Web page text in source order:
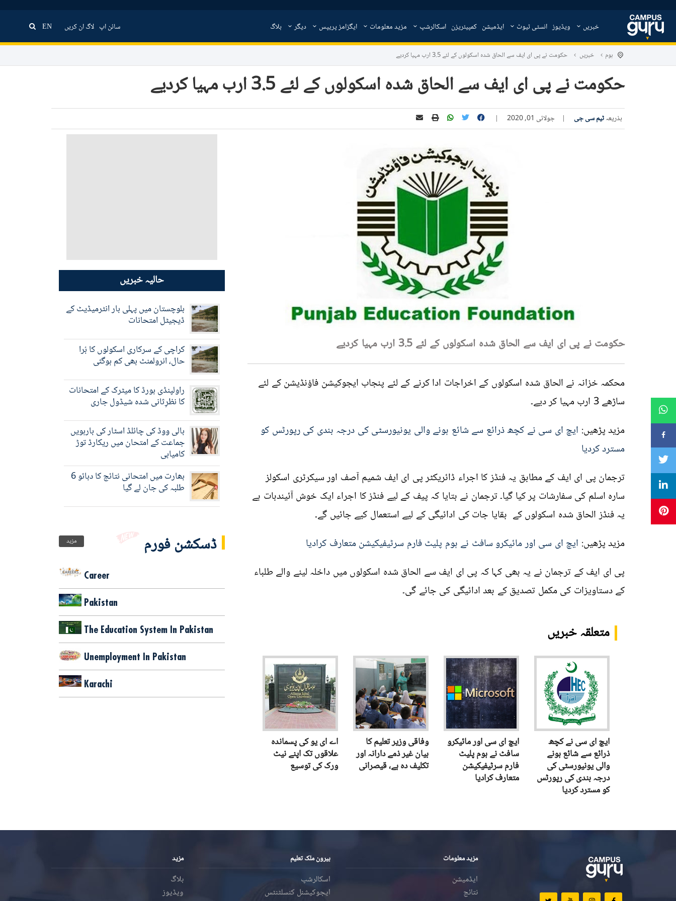
خبریں ویڈیوز انسٹی ٹیوٹ ایڈمیشن کمپیئریزن اسکالرشپ مزید معلومات ایگزامز پریپس دیگر بلاگ سائن اپ لاگ ان کریں EN
ہوم خبریں حکومت نے پی ای ایف سے الحاق شدہ اسکولوں کے لئے 3.5 ارب مہیا کردیے
حکومت نے پی ای ایف سے الحاق شدہ اسکولوں کے لئے 3.5 ارب مہیا کردیے
بذریعہٹیم سی جی | جولائی 01, 2020 |
حکومت نے پی ای ایف سے الحاق شدہ اسکولوں کے لئے 3.5 ارب مہیا کردیے
محکمہ خزانہ نے الحاق شدہ اسکولوں کے اخراجات ادا کرنے کے لئے پنجاب ایجوکیشن فاؤنڈیشن کے لئے
ساڑھے 3 ارب
مہیا کر دیے۔
مزید پڑھیں: ایچ ای سی نے کچھ ذرائع سے شائع ہونے والی یونیورسٹی کی درجہ بندی کی رپورٹس کو
مسترد کردیا
ترجمان پی ای ایف کے مطابق یہ فنڈز کا اجراء ڈائریکٹر پی ای ایف شمیم ​​آصف اور سیکرٹری اسکولز
سارہ اسلم کی سفارشات پر کیا گیا۔ ترجمان نے بتایا کہ پیف کے لیے فنڈز کا اجراء ایک خوش آئیندبات ہے
یہ فنڈز الحاق شدہ اسکولوں کے بقایا جات کی ادائیگی کے لیے استعمال کیے جائیں گے۔
مزید پڑھیں: ایچ ای سی اور مائیکرو سافٹ نے ہوم پلیٹ فارم سرٹیفیکیشن متعارف کرادیا
پی ای ایف کے ترجمان نے یہ بھی کہا کہ پی ای ایف سے الحاق شدہ اسکولوں میں داخلہ لینے والے طلباء
کے دستاویزات کی مکمل تصدیق کے بعد ادائیگی کی جائے گی۔
متعلقہ خبریں
ایچ ای سی نے کچھ
ذرائع سے شائع ہونے
والی یونیورسٹی کی
درجہ بندی کی رپورٹس
کو مسترد کردیا
ایچ ای سی اور مائیکرو
سافٹ نے ہوم پلیٹ
فارم سرٹیفیکیشن
متعارف کرادیا
وفاقی وزیر تعلیم کا
بیان غیر ذمے دارانہ اور
تکلیف دہ ہے، قیصرانی
اے ای یو کی پسماندہ
علاقوں تک اپنے نیٹ
ورک کی توسیع
حالیہ خبریں
بلوچستان میں پہلی بار انٹرمیڈیٹ کے
ڈیجیٹل امتحانات
کراچی کے سرکاری اسکولوں کا بُرا
حال، انرولمنٹ بھی کم ہوگئی
راولپنڈی بورڈ کا میٹرک کے امتحانات
کا نظرِثانی شدہ شیڈول جاری
بالی ووڈ کی چائلڈ اسٹار کی بارہویں
جماعت کے امتحان میں ریکارڈ توڑ
کامیابی
بھارت میں امتحانی نتائج کا دبائو 6
طلبہ کی جان لے گیا
ڈسکشن فورم مزید
Career
Pakistan
The Education System In Pakistan
Unemployment In Pakistan
Karachi
مزید معلومات
ایڈمیشن
نتائج
بیرون ملک تعلیم
اسکالرشپ
ایجوکیشنل کنسلٹنٹس
مزید
بلاگ
ویڈیوز